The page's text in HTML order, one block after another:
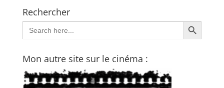
Rechercher
Search
for:
Search Button
Mon autre site sur le cinéma :